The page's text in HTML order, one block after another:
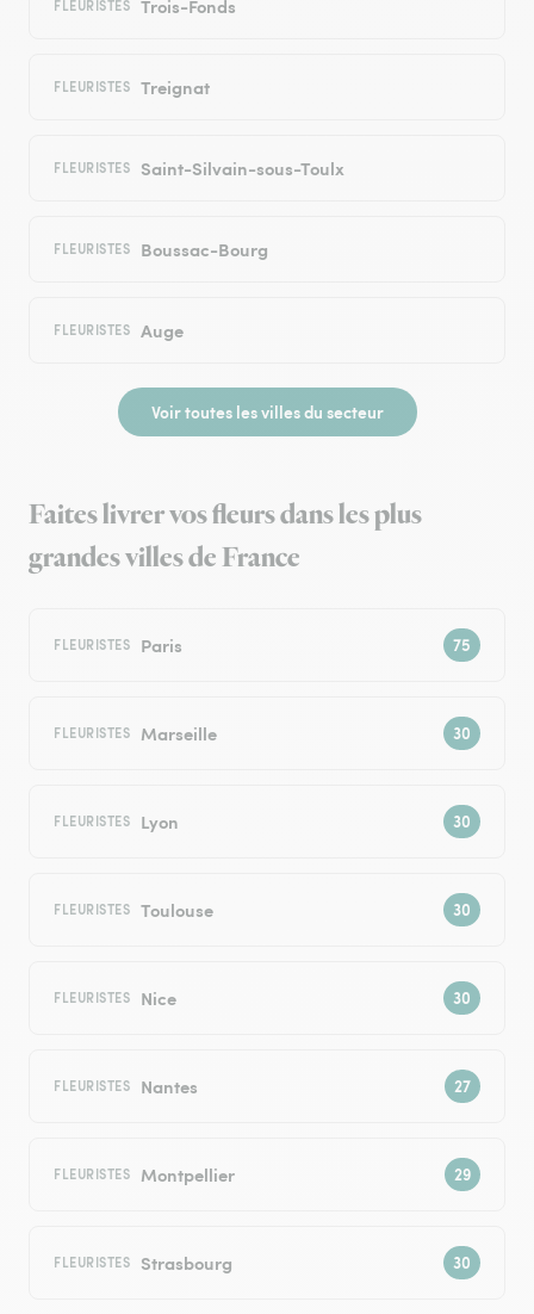
FLEURISTES Trois-Fonds
FLEURISTES Treignat
FLEURISTES Saint-Silvain-sous-Toulx
FLEURISTES Boussac-Bourg
FLEURISTES Auge
Voir toutes les villes du secteur
Faites livrer vos fleurs dans les plus
grandes villes de France
FLEURISTES Paris
FLEURISTES Marseille
FLEURISTES Lyon
FLEURISTES Toulouse
FLEURISTES Nice
FLEURISTES Nantes
FLEURISTES Montpellier
FLEURISTES Strasbourg